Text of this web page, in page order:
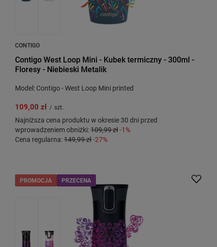
CONTIGO
Contigo West Loop Mini - Kubek termiczny - 300ml -
Floresy - Niebieski Metalik
Model: Contigo - West Loop Mini printed
109,00 zł / szt.
Najniższa cena produktu w okresie 30 dni przed
wprowadzeniem obniżki:109,99 zł-1%
Cena regularna:149,99 zł-27%
PROMOCJA PRZECENA